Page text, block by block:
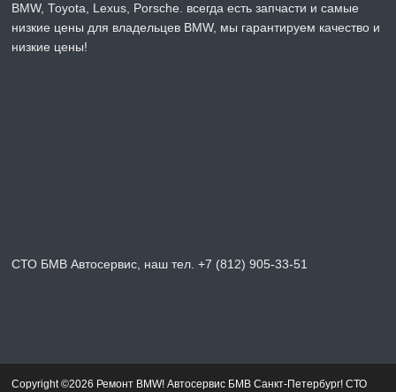
BMW, Toyota, Lexus, Porsche. всегда есть запчасти и самые
низкие цены для владельцев BMW, мы гарантируем качество и
низкие цены!
СТО БМВ Автосервис, наш тел. +7 (812) 905-33-51
Copyright ©2026 Ремонт BMW! Автосервис БМВ Санкт-Петербург! СТО